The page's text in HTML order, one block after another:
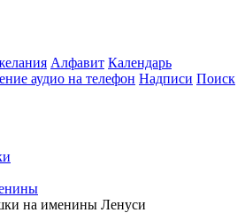
Алфавит Календарь
Надписи Поиск
на именины Ленуси